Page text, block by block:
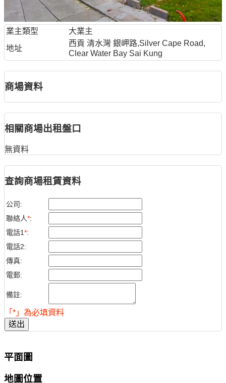
業主類型
大業主
地址
西貢 清水灣 銀岬路,Silver Cape Road,
Clear Water Bay Sai Kung
商場資料
相關商場出租盤口
無資料
查詢商場租賃資料
公司:
聯絡人*:
電話1*:
電話2:
傳真:
電郵:
備註:
「*」為必填資料
送出
平面圖
地圖位置